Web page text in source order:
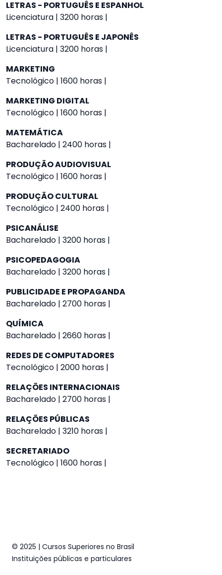
LETRAS - PORTUGUÊS E ESPANHOL
Licenciatura | 3200 horas |
LETRAS - PORTUGUÊS E JAPONÊS
Licenciatura | 3200 horas |
MARKETING
Tecnológico | 1600 horas |
MARKETING DIGITAL
Tecnológico | 1600 horas |
MATEMÁTICA
Bacharelado | 2400 horas |
PRODUÇÃO AUDIOVISUAL
Tecnológico | 1600 horas |
PRODUÇÃO CULTURAL
Tecnológico | 2400 horas |
PSICANÁLISE
Bacharelado | 3200 horas |
PSICOPEDAGOGIA
Bacharelado | 3200 horas |
PUBLICIDADE E PROPAGANDA
Bacharelado | 2700 horas |
QUÍMICA
Bacharelado | 2660 horas |
REDES DE COMPUTADORES
Tecnológico | 2000 horas |
RELAÇÕES INTERNACIONAIS
Bacharelado | 2700 horas |
RELAÇÕES PÚBLICAS
Bacharelado | 3210 horas |
SECRETARIADO
Tecnológico | 1600 horas |
© 2025 | Cursos Superiores no Brasil
Instituições públicas e particulares